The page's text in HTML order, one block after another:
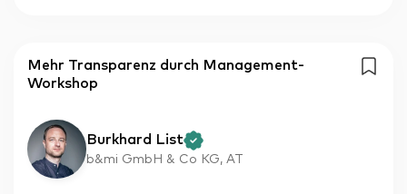
Mehr Transparenz durch Management-
Workshop
Burkhard List
b&mi GmbH & Co KG, AT